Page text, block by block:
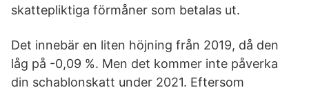
skattepliktiga förmåner som betalas ut.
Det innebär en liten höjning från 2019, då den
låg på -0,09 %. Men det kommer inte påverka
din schablonskatt under 2021. Eftersom